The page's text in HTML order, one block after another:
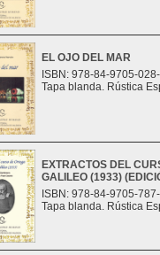
EL OJO DEL MAR
ISBN: 978-84-9705-
Tapa blanda. Rústica
EXTRACTOS DEL
GALILEO (1933)
ISBN: 978-84-9705-
Tapa blanda. Rústica